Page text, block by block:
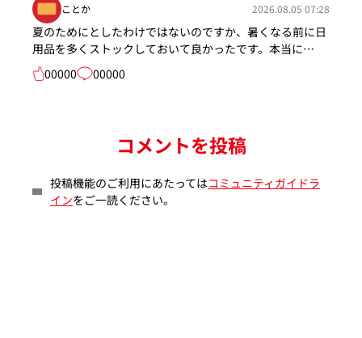
ことか 2026.08.05 07:28
夏のためにとしたわけではないのですか、暑くなる前に日
用品を多くストックしておいて良かったです。本当に…
00000
00000
コメントを投稿
投稿機能のご利用にあたってはコミュニティガイドラ
インをご一読ください。